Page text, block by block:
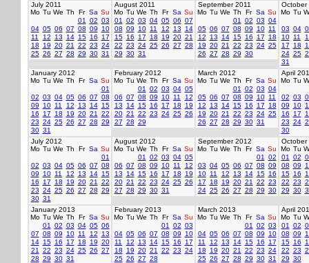
July 2011
Mo Tu We Th Fr Sa Su
01
02 03
04 05 06 07 08 09
10
11
12 13 14 15 16
17
18
19 20 21 22 23 24
25 26 27 28 29 30 31
August 2011
Mo Tu We Th Fr Sa Su
01
02 03 04 05 06 07
08 09 10 11 12 13
14
15 16 17 18 19 20 21
22 23 24 25 26 27 28
29 30 31
September 2011
Mo Tu We Th Fr Sa Su
01
02 03 04
05 06 07 08 09 10 11
12
13 14 15 16 17
18
19 20 21 22 23 24 25
26 27 28 29 30
October
Mo Tu
03 04
10 11
17
18
24 25
31
January 2012
Mo Tu We Th Fr Sa Su
01
02 03 04 05 06 07 08
09
10 11 12 13 14 15
16
17 18 19 20 21
22
23 24 25 26 27 28 29
30 31
February 2012
Mo Tu We Th Fr Sa Su
01
02 03 04 05
06 07 08 09 10 11
12
13
14 15 16 17 18
19
20 21 22 23 24 25 26
27 28 29
March 2012
Mo Tu We Th Fr Sa Su
01
02 03 04
05 06 07 08 09 10 11
12
13 14 15 16 17
18
19 20 21 22 23 24 25
26 27 28 29 30 31
April
Mo Tu
02 03
09
10
16
17
23 24
30
July 2012
Mo Tu We Th Fr Sa Su
01
02 03 04 05 06 07 08
09
10 11 12 13 14 15
16
17 18 19 20 21
22
23 24 25 26 27 28 29
30 31
August 2012
Mo Tu We Th Fr Sa Su
01
02 03 04 05
06 07 08 09 10 11
12
13
14 15 16 17 18
19
20 21 22 23 24 25 26
27 28 29 30 31
September 2012
Mo Tu We Th Fr Sa Su
01
02
03 04 05 06 07 08 09
10 11 12 13 14 15 16
17
18 19 20 21 22 23
24 25 26 27 28 29 30
October
Mo Tu
01
02
08 09
15 16
22 23
29 30
January 2013
Mo Tu We Th Fr Sa Su
01
02 03 04 05 06
07 08 09 10 11 12
13
14 15 16 17 18 19 20
21
22 23 24 25 26 27
28 29 30 31
February 2013
Mo Tu We Th Fr Sa Su
01
02 03
04 05 06 07 08 09
10
11
12 13 14 15 16
17
18
19 20 21 22 23 24
25 26 27 28
March 2013
Mo Tu We Th Fr Sa Su
01
02 03
04 05 06 07 08 09
10
11
12 13 14 15 16
17
18
19 20 21 22 23 24
25 26 27 28 29 30 31
April
Mo Tu
01
02
08 09
15 16
22 23
29 30